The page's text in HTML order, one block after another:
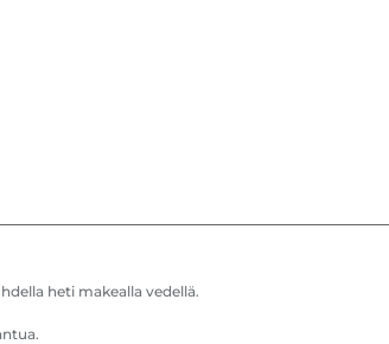
heti makealla vedellä.